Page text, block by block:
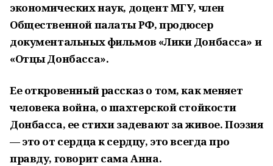
экономических наук, доцент МГУ, член
Общественной палаты РФ, продюсер
документальных фильмов «Лики Донбасса» и
«Отцы Донбасса».
Ее откровенный рассказ о том, как меняет
человека война, о шахтерской стойкости
Донбасса, ее стихи задевают за живое. Поэзия
— это от сердца к сердцу, это всегда про
правду, говорит сама Анна.